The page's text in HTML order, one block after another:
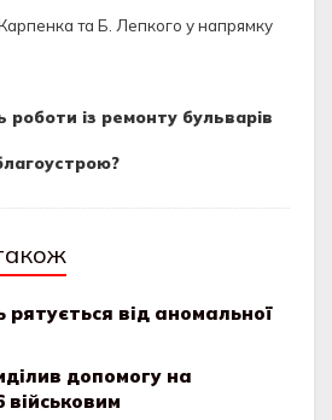
та Б. Лепкого у напрямку
із ремонту бульварів
рятується від аномальної
допомогу на
військовим